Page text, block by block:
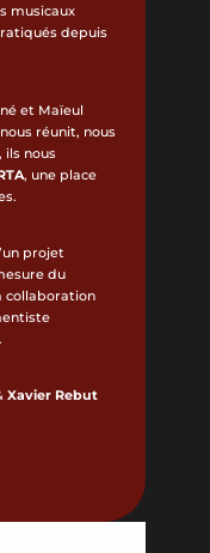
musicaux
depuis
et Maïeul
réunit, nous
ils nous
, une place
projet
du
collaboration
Xavier Rebut